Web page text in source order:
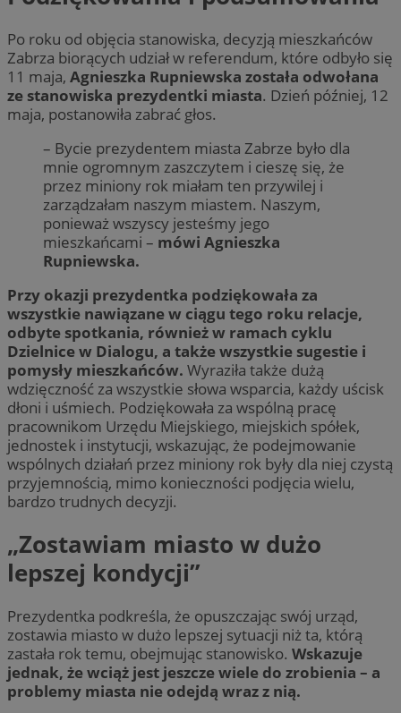
Po roku od objęcia stanowiska, decyzją mieszkańców
Zabrza biorących udział w referendum, które odbyło się
11 maja, Agnieszka Rupniewska została odwołana
ze stanowiska prezydentki miasta. Dzień później, 12
maja, postanowiła zabrać głos.
– Bycie prezydentem miasta Zabrze było dla
mnie ogromnym zaszczytem i cieszę się, że
przez miniony rok miałam ten przywilej i
zarządzałam naszym miastem. Naszym,
ponieważ wszyscy jesteśmy jego
mieszkańcami – mówi Agnieszka
Rupniewska.
Przy okazji prezydentka podziękowała za
wszystkie nawiązane w ciągu tego roku relacje,
odbyte spotkania, również w ramach cyklu
Dzielnice w Dialogu, a także wszystkie sugestie i
pomysły mieszkańców. Wyraziła także dużą
wdzięczność za wszystkie słowa wsparcia, każdy uścisk
dłoni i uśmiech. Podziękowała za wspólną pracę
pracownikom Urzędu Miejskiego, miejskich spółek,
jednostek i instytucji, wskazując, że podejmowanie
wspólnych działań przez miniony rok były dla niej czystą
przyjemnością, mimo konieczności podjęcia wielu,
bardzo trudnych decyzji.
„Zostawiam miasto w dużo
lepszej kondycji”
Prezydentka podkreśla, że opuszczając swój urząd,
zostawia miasto w dużo lepszej sytuacji niż ta, którą
zastała rok temu, obejmując stanowisko. Wskazuje
jednak, że wciąż jest jeszcze wiele do zrobienia – a
problemy miasta nie odejdą wraz z nią.